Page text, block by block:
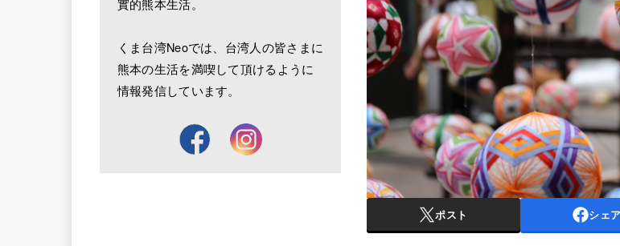
ポスト シェア
實的熊本生活。
くま台湾Neoでは、台湾人の皆さまに
熊本の生活を満喫して頂けるように
情報発信しています。